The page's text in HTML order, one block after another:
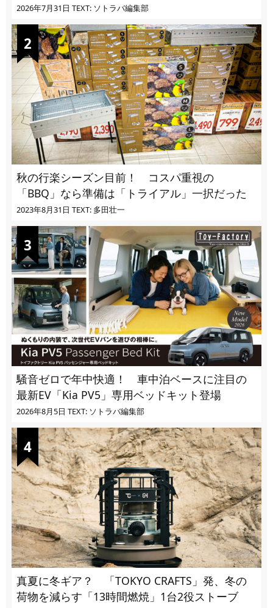
2026年7月31日 TEXT: ソトラバ編集部
秋の行楽シーズン目前！ コスパ重視の
「BBQ」なら準備は「トライアル」一択だった
2023年8月31日 TEXT: 多田壮一
騒音ゼロで年中快適！ 車中泊ベースに注目の
最新EV「Kia PV5」専用ベッドキット登場
2026年8月5日 TEXT: ソトラバ編集部
真夏に冬ギア？ 「TOKYO CRAFTS」発、冬の
荷物を減らす「13時間燃焼」1台2役ストーブ